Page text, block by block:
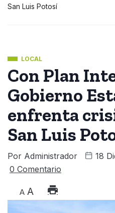
San Luis Potosí
LOCAL
Con Plan
Gobierno
enfrenta
San Luis
Por Administrador 18
0 Comentario
A A